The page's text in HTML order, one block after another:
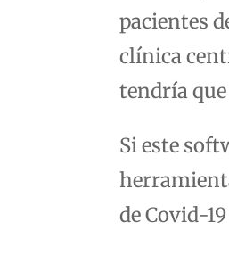
pacientes
clínica
tendría
Si este
de Covid-